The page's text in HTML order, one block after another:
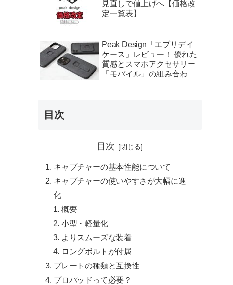
見直しで値上げへ【価格改
定一覧表】
Peak Design「エブリデイ
ケース」レビュー！ 優れた
質感とスマホアクセサリー
「モバイル」の組み合わせ
目次
目次
キャプチャーの基本性能について
キャプチャーの使いやすさが大幅に進
化
概要
小型・軽量化
よりスムーズな装着
ロングボルトが付属
プレートの種類と互換性
プロパッドって必要？